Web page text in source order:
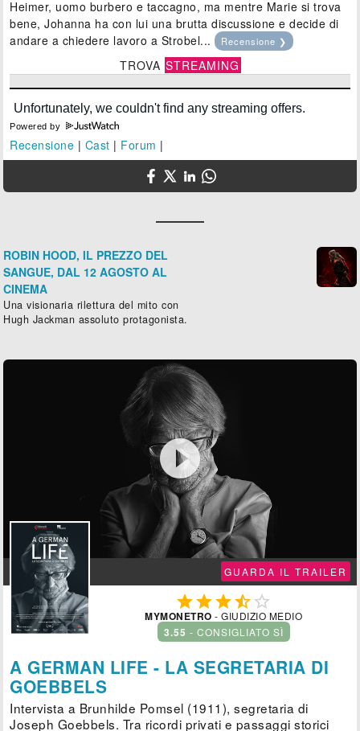
Heimer, uomo burbero e taccagno, ma mentre Marie si trova
bene, Johanna ha con lui una brutta discussione e decide di
andare a chiedere lavoro a Strobel... Recensione ❯
TROVA STREAMING
Powered by
Recensione | Cast | Forum |
ROBIN HOOD, IL PREZZO DEL
SANGUE, DAL 12 AGOSTO AL
CINEMA
Una visionaria rilettura del mito con
Hugh Jackman assoluto protagonista.

GUARDA IL TRAILER
 
MYMONETRO - GIUDIZIO MEDIO
3.55 - CONSIGLIATO SÌ
A GERMAN LIFE - LA SEGRETARIA DI
GOEBBELS
Intervista a Brunhilde Pomsel (1911), segretaria di
Joseph Goebbels. Tra ricordi privati e passaggi storici